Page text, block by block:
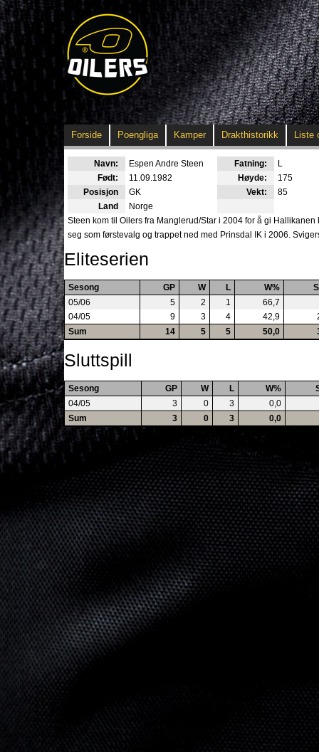
Forside Poengliga Kamper Drakthistorikk Liste
Navn: Espen Andre Steen Fatning:
L
Født:
11.09.1982 Høyde:
175
Posisjon
GK Vekt:
85
Land
Norge
Steen kom til Oilers fra Manglerud/Star i 2004 for å gi
seg som førstevalg og trappet ned med Prinsdal IK i 2006.
Eliteserien
Sesong GP W L W%
05/06
5 2 1
66,7
04/05
9 3 4 42,9
Sum
14 5 5 50,0
Sluttspill
Sesong GP W L W%
04/05
3 0 3
0,0
Sum
3 0 3 0,0